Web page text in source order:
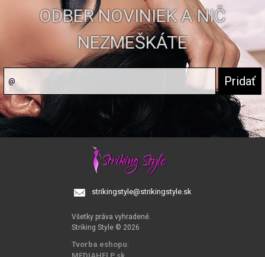
ODBER NOVINIEK A NIČ
NEZMEŠKÁTE
strikingstyle@strikingstyle.sk
Všetky práva vyhradené.
Striking Style © 2026
Tvorba eshopu: